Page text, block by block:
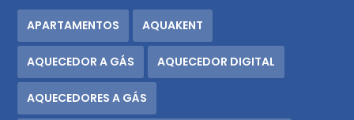
APARTAMENTOS AQUAKENT
AQUECEDOR A GÁS AQUECEDOR DIGITAL
AQUECEDORES A GÁS